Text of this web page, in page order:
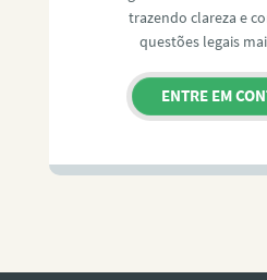
trazendo clareza e
questões legais
ENTRE EM